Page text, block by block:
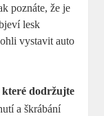
poznáte, že je
lesk
vystavit auto
které dodržujte
a škrábání